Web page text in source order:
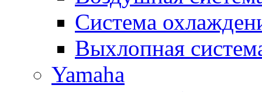
Система
Выхлопная
Yamaha